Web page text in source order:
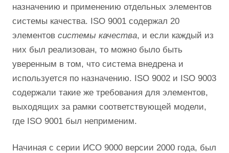
назначению и применению отдельных элементов
системы качества. ISO 9001 содержал 20
элементов системы качества, и если каждый из
них был реализован, то можно было быть
уверенным в том, что система внедрена и
используется по назначению. ISO 9002 и ISO 9003
содержали такие же требования для элементов,
выходящих за рамки соответствующей модели,
где ISO 9001 был неприменим.
Начиная с серии ИСО 9000 версии 2000 года, был